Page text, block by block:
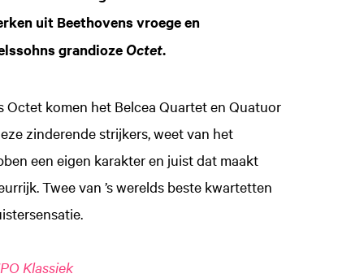
uit Beethovens vroege en
grandioze Octet.
komen het Belcea Quartet en Quatuor
zinderende strijkers, weet van het
een eigen karakter en juist dat maakt
Twee van ’s werelds beste kwartetten
Klassiek